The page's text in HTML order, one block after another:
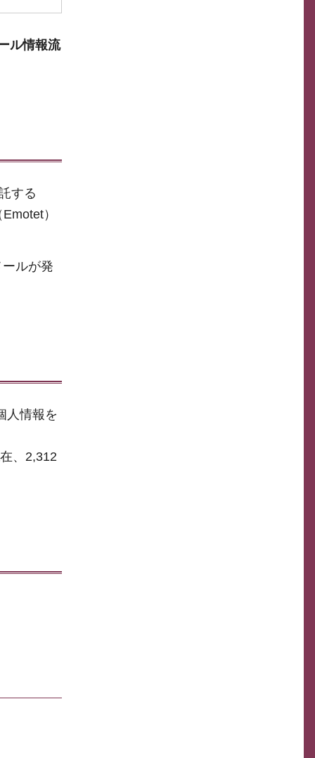
ル情報流
する
）
ルが発
人情報を
、2,312